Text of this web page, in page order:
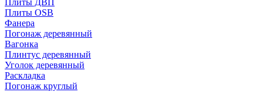
Плиты ДВП
Плиты OSB
Фанера
Погонаж деревянный
Вагонка
Плинтус деревянный
Уголок деревянный
Раскладка
Погонаж круглый